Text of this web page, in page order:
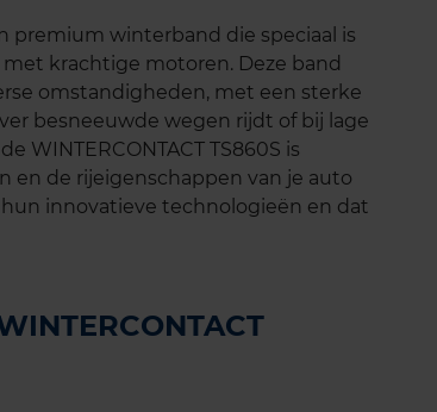
premium winterband die speciaal is
krachtige motoren. Deze band
omstandigheden, met een sterke
besneeuwde wegen rijdt of bij lage
WINTERCONTACT TS860S is
en de rijeigenschappen van je auto
innovatieve technologieën en dat